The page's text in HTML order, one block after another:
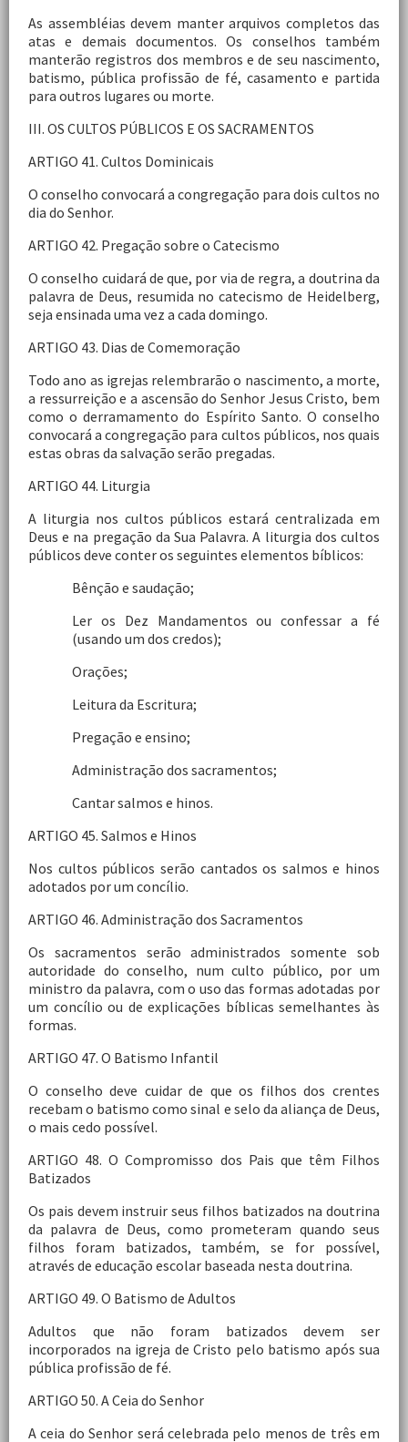
As assembléias devem manter arquivos completos das
atas e demais documentos. Os conselhos também
manterão registros dos membros e de seu nascimento,
batismo, pública profissão de fé, casamento e partida
para outros lugares ou morte.
III. OS CULTOS PÚBLICOS E OS SACRAMENTOS
ARTIGO 41. Cultos Dominicais
O conselho convocará a congregação para dois cultos no
dia do Senhor.
ARTIGO 42. Pregação sobre o Catecismo
O conselho cuidará de que, por via de regra, a doutrina da
palavra de Deus, resumida no catecismo de Heidelberg,
seja ensinada uma vez a cada domingo.
ARTIGO 43. Dias de Comemoração
Todo ano as igrejas relembrarão o nascimento, a morte,
a ressurreição e a ascensão do Senhor Jesus Cristo, bem
como o derramamento do Espírito Santo. O conselho
convocará a congregação para cultos públicos, nos quais
estas obras da salvação serão pregadas.
ARTIGO 44. Liturgia
A liturgia nos cultos públicos estará centralizada em
Deus e na pregação da Sua Palavra. A liturgia dos cultos
públicos deve conter os seguintes elementos bíblicos:
Bênção e saudação;
Ler os Dez Mandamentos ou confessar a fé
(usando um dos credos);
Orações;
Leitura da Escritura;
Pregação e ensino;
Administração dos sacramentos;
Cantar salmos e hinos.
ARTIGO 45. Salmos e Hinos
Nos cultos públicos serão cantados os salmos e hinos
adotados por um concílio.
ARTIGO 46. Administração dos Sacramentos
Os sacramentos serão administrados somente sob
autoridade do conselho, num culto público, por um
ministro da palavra, com o uso das formas adotadas por
um concílio ou de explicações bíblicas semelhantes às
formas.
ARTIGO 47. O Batismo Infantil
O conselho deve cuidar de que os filhos dos crentes
recebam o batismo como sinal e selo da aliança de Deus,
o mais cedo possível.
ARTIGO 48. O Compromisso dos Pais que têm Filhos
Batizados
Os pais devem instruir seus filhos batizados na doutrina
da palavra de Deus, como prometeram quando seus
filhos foram batizados, também, se for possível,
através de educação escolar baseada nesta doutrina.
ARTIGO 49. O Batismo de Adultos
Adultos que não foram batizados devem ser
incorporados na igreja de Cristo pelo batismo após sua
pública profissão de fé.
ARTIGO 50. A Ceia do Senhor
A ceia do Senhor será celebrada pelo menos de três em